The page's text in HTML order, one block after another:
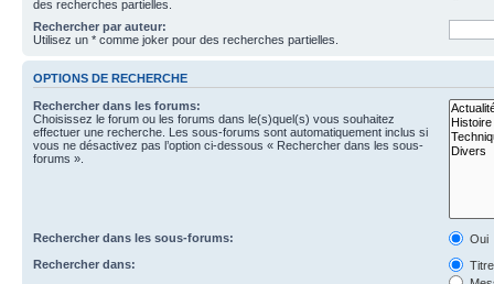
des recherches partielles.
Rechercher par auteur:
Utilisez un * comme joker pour des recherches partielles.
OPTIONS DE RECHERCHE
Rechercher dans les forums:
Choisissez le forum ou les forums dans le(s)quel(s) vous souhaitez
effectuer une recherche. Les sous-forums sont automatiquement inclus si
vous ne désactivez pas l’option ci-dessous « Rechercher dans les sous-
forums ».
Rechercher dans les sous-forums:
Oui
Rechercher dans: